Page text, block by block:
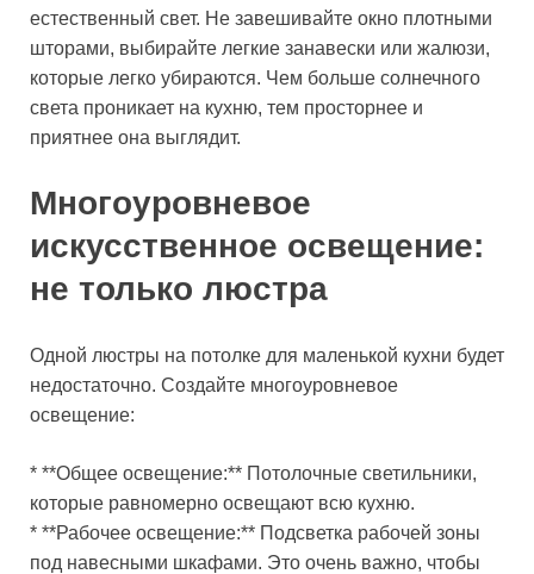
естественный свет. Не завешивайте окно плотными
шторами, выбирайте легкие занавески или жалюзи,
которые легко убираются. Чем больше солнечного
света проникает на кухню, тем просторнее и
приятнее она выглядит.
Многоуровневое
искусственное освещение:
не только люстра
Одной люстры на потолке для маленькой кухни будет
недостаточно. Создайте многоуровневое
освещение:
* **Общее освещение:** Потолочные светильники,
которые равномерно освещают всю кухню.
* **Рабочее освещение:** Подсветка рабочей зоны
под навесными шкафами. Это очень важно, чтобы